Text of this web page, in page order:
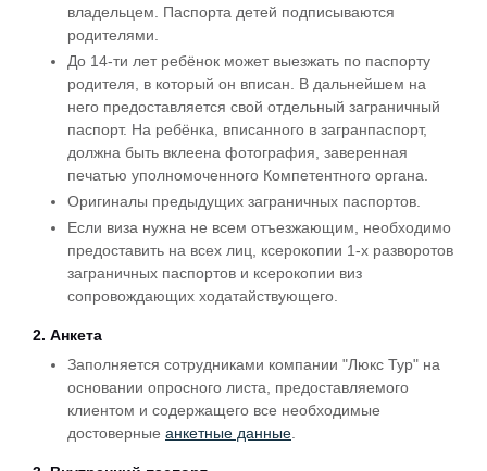
владельцем. Паспорта детей подписываются
родителями.
До 14-ти лет ребёнок может выезжать по паспорту
родителя, в который он вписан. В дальнейшем на
него предоставляется свой отдельный заграничный
паспорт. На ребёнка, вписанного в загранпаспорт,
должна быть вклеена фотография, заверенная
печатью уполномоченного Компетентного органа.
Оригиналы предыдущих заграничных паспортов.
Если виза нужна не всем отъезжающим, необходимо
предоставить на всех лиц, ксерокопии 1-х разворотов
заграничных паспортов и ксерокопии виз
сопровождающих ходатайствующего.
2. Анкета
Заполняется сотрудниками компании "Люкс Тур" на
основании опросного листа, предоставляемого
клиентом и содержащего все необходимые
достоверные анкетные данные